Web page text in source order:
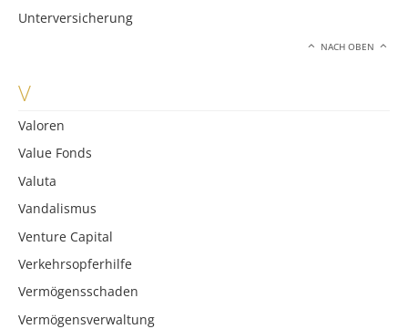
Unterversicherung
NACH OBEN
V
Valoren
Value Fonds
Valuta
Vandalismus
Venture Capital
Verkehrsopferhilfe
Vermögensschaden
Vermögensverwaltung